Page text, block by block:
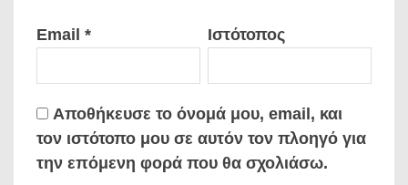
Email * Ιστότοπος
Αποθήκευσε το όνομά μου, email, και
τον ιστότοπο μου σε αυτόν τον πλοηγό για
την επόμενη φορά που θα σχολιάσω.